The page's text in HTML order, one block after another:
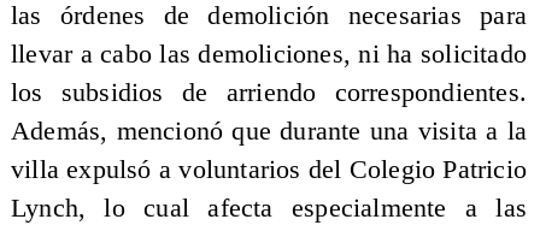
las órdenes de demolición necesarias para
llevar a cabo las demoliciones, ni ha solicitado
los subsidios de arriendo correspondientes.
Además, mencionó que durante una visita a la
villa expulsó a voluntarios del Colegio Patricio
Lynch, lo cual afecta especialmente a las